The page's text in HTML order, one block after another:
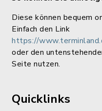
Diese können bequem
Einfach den Link
https://
oder den
Seite nutzen.
Quicklinks